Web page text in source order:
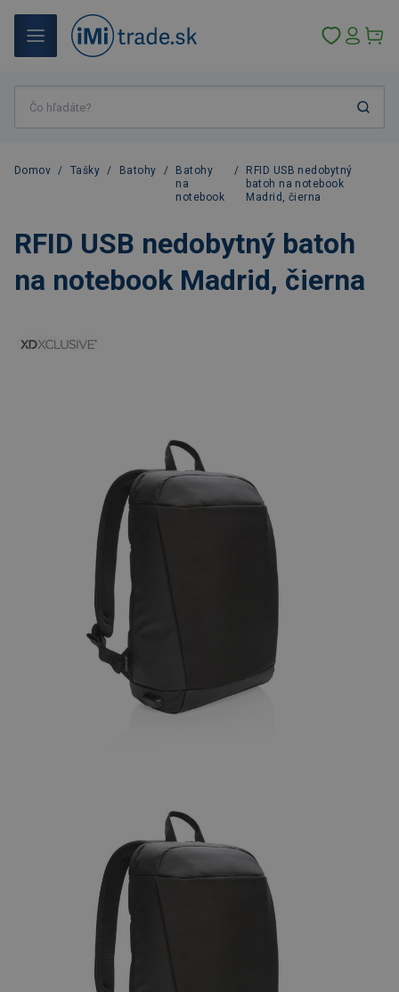
Domov / Tašky / Batohy /
Batohy
na
notebook
/
RFID USB nedobytný
batoh na notebook
Madrid, čierna
RFID USB nedobytný batoh
na notebook Madrid, čierna